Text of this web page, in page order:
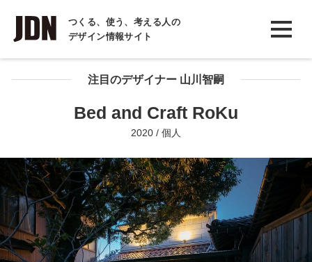
つくる、使う、考える人の
デザイン情報サイト
INTERVIEW
インタビュー
REPORT注目のデザイナー 山川智嗣
Bed and Craft RoKu
2020 / 個人